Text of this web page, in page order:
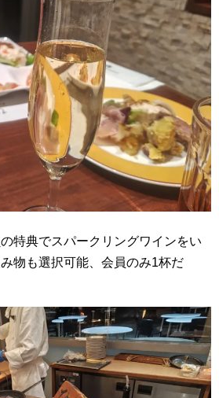
特典でスパークリングワインをい
物も選択可能、会員のみ1杯だ